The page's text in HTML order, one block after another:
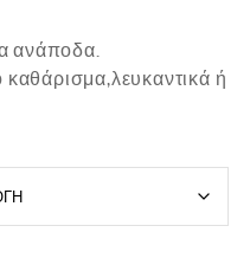
ανάποδα.
ή